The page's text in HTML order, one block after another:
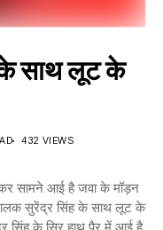
साथ लूट के
432 VIEWS
कर सामने आई है जवा के मॉड़न
सुरेंद्र सिंह के साथ लूट के